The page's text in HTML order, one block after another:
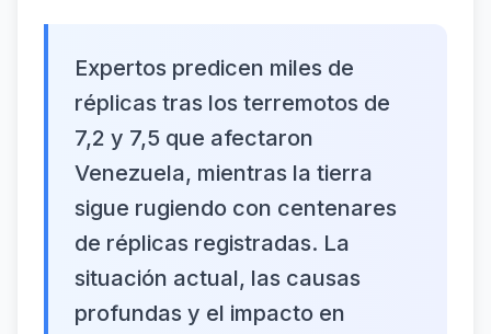
Expertos predicen miles de
réplicas tras los terremotos de
7,2 y 7,5 que afectaron
Venezuela, mientras la tierra
sigue rugiendo con centenares
de réplicas registradas. La
situación actual, las causas
profundas y el impacto en